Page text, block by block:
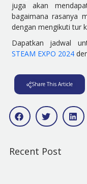
juga akan
bagaimana rasanya
dengan mengikuti tur
Dapatkan jadwal
STEAM EXPO 2024
Share This Article
Recent Post